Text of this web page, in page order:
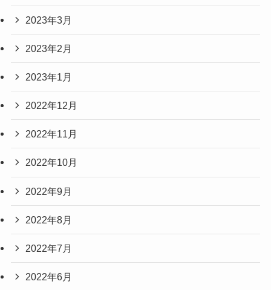
2023年3月
2023年2月
2023年1月
2022年12月
2022年11月
2022年10月
2022年9月
2022年8月
2022年7月
2022年6月